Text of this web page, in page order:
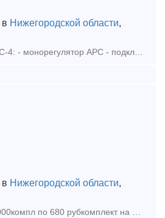
в Нижегородской области,
Куплю скрепление АРС-4: - монорегулятор АРС - подклеммник АРС - клемма АРС - уголок АРС - прокладка ЦП-204 АРС - рельсы р65, р50 без износа до 40тн Регион любой!
в Нижегородской области,
Скрепление АРС - 15000компл по 680 рубкомплект на шпалу Клемма арс - 60000шт по 85,5 руб Уголок арс -110000шт по 9,5 руб Подклеммник арс- 80000шт по 14 руб Прокладка ЦП204 арс - 50